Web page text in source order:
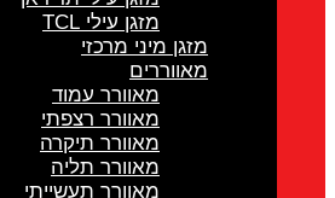
מזגן עילי TCL
מזגן מיני מרכזי
מאווררים
מאוורר עמוד
מאוורר רצפתי
מאוורר תיקרה
מאוורר תליה
מאוורר תעשייתי